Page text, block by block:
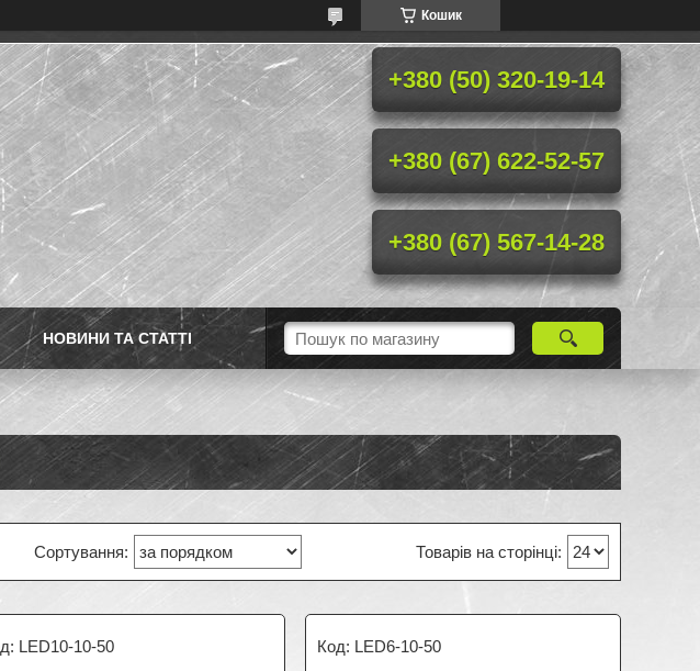
Кошик
+380 (50) 320-19-14
+380 (67) 622-52-57
+380 (67) 567-14-28
НОВИНИ ТА СТАТТІ
LED10-10-50 LED6-10-50